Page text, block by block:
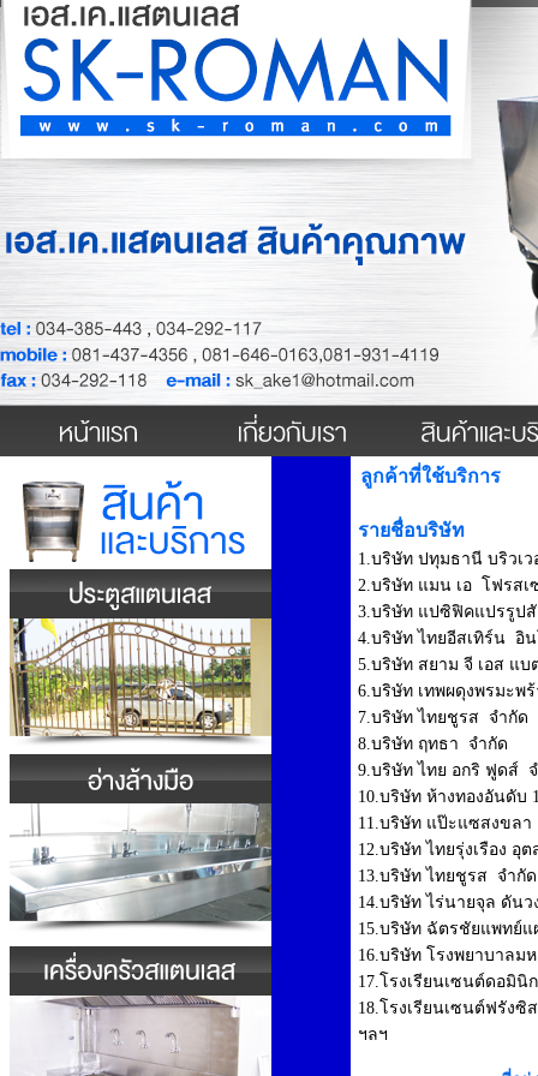
ลูกค้าที่ใช้บริการ
รายชื่อบริษัท
1.บริษัท ปทุมธานี บริวเ
2.บริษัท แมน เอ โฟรส
3.บริษัท แปซิฟิคแปรรูป
4.บริษัท ไทยอีสเทิร์น อิ
5.บริษัท สยาม จี เอส แบ
6.บริษัท เทพผดุงพรมะพ
7.บริษัท ไทยชูรส จำกัด
8.บริษัท ฤทธา จำกัด
9.บริษัท ไทย อกริ ฟูดส์
10.บริษัท ห้างทองอันดับ
11.บริษัท แป๊ะแซสงขลา
12.บริษัท ไทยรุ่งเรือง อุ
13.บริษัท ไทยชูรส จำกัด
14.บริษัท ไร่นายจุล ดัน
15.บริษัท ฉัตรชัยแพทย์
16.บริษัท โรงพยาบาล
17.โรงเรียนเซนต์ดอมินิก
18.โรงเรียนเซนต์ฟรังซิส
ฯลฯ